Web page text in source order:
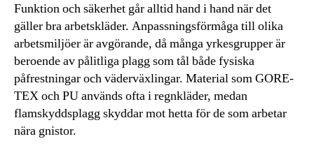
Funktion och säkerhet går alltid hand i hand när det
gäller bra arbetskläder. Anpassningsförmåga till olika
arbetsmiljöer är avgörande, då många yrkesgrupper är
beroende av pålitliga plagg som tål både fysiska
påfrestningar och väderväxlingar. Material som GORE-
TEX och PU används ofta i regnkläder, medan
flamskyddsplagg skyddar mot hetta för de som arbetar
nära gnistor.